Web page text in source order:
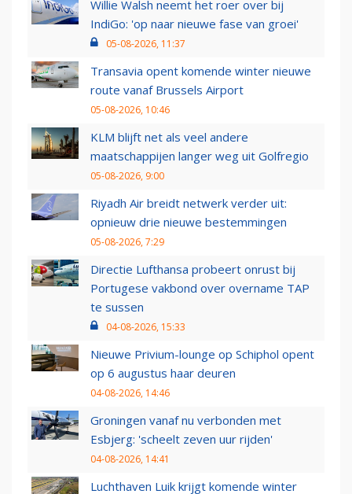
Willie Walsh neemt het roer over bij
IndiGo: 'op naar nieuwe fase van groei'
05-08-2026, 11:37
Transavia opent komende winter nieuwe
route vanaf Brussels Airport
05-08-2026, 10:46
KLM blijft net als veel andere
maatschappijen langer weg uit Golfregio
05-08-2026, 9:00
Riyadh Air breidt netwerk verder uit:
opnieuw drie nieuwe bestemmingen
05-08-2026, 7:29
Directie Lufthansa probeert onrust bij
Portugese vakbond over overname TAP
te sussen
04-08-2026, 15:33
Nieuwe Privium-lounge op Schiphol opent
op 6 augustus haar deuren
04-08-2026, 14:46
Groningen vanaf nu verbonden met
Esbjerg: 'scheelt zeven uur rijden'
04-08-2026, 14:41
Luchthaven Luik krijgt komende winter